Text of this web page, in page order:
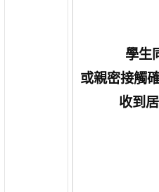
學生
或親密接觸
收到